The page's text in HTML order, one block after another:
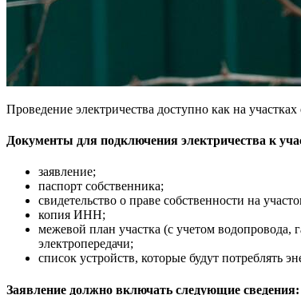
Проведение электричества доступно как на
Документы для подключения электричества к
заявление;
паспорт собственника;
свидетельство о праве собственности на
копия ИНН;
межевой план участка (с учетом
электропередачи;
список устройств, которые будут потреблять
Заявление должно включать следующие сведения: